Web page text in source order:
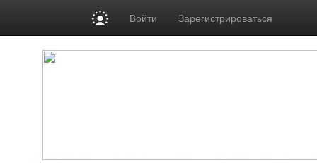
Войти Зарегистрироваться